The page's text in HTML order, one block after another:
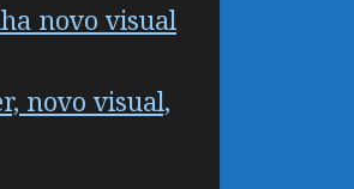
novo visual
novo visual,